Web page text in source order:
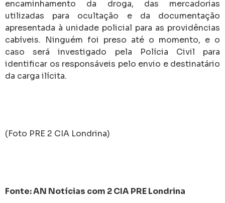
encaminhamento da droga, das mercadorias
utilizadas para ocultação e da documentação
apresentada à unidade policial para as providências
cabíveis. Ninguém foi preso até o momento, e o
caso será investigado pela Polícia Civil para
identificar os responsáveis pelo envio e destinatário
da carga ilícita.
(Foto PRE 2 CIA Londrina)
Fonte: AN Notícias com 2 CIA PRE Londrina